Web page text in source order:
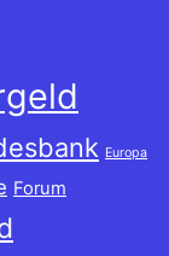
Europa
Forum